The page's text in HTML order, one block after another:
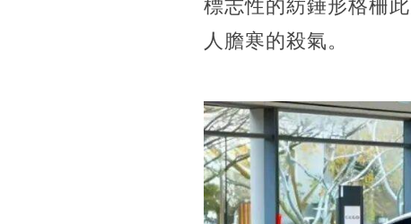
標志性的紡錘形格柵
人膽寒的殺氣。